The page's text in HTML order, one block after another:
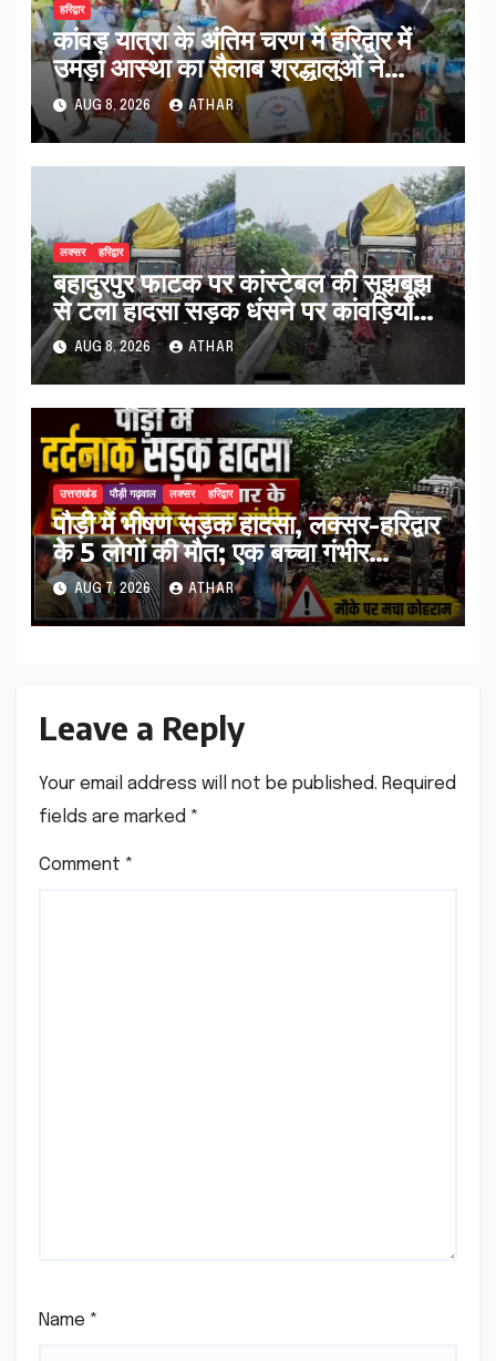
हरिद्वार
कांवड़ यात्रा के अंतिम चरण में हरिद्वार में
उमड़ा आस्था का सैलाब श्रद्धालुओं ने
व्यवस्थाओं को सराहा…
AUG 8, 2026 ATHAR
लक्सर हरिद्वार
बहादुरपुर फाटक पर कांस्टेबल की सूझबूझ
से टला हादसा सड़क धंसने पर कांवड़ियों
को किया अलर्ट…
AUG 8, 2026 ATHAR
उत्तराखंड पौड़ी गढ़वाल लक्सर हरिद्वार
पौड़ी में भीषण सड़क हादसा, लक्सर-हरिद्वार
के 5 लोगों की मौत; एक बच्चा गंभीर
घायल…
AUG 7, 2026 ATHAR
Leave a Reply
Your email address will not be published. Required
fields are marked *
Comment *
Name *